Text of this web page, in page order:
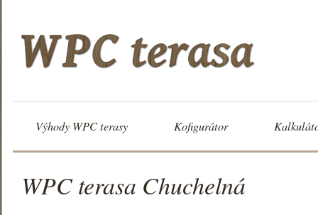
Výhody WPC terasy Kofigurátor
WPC terasa Chuchelná